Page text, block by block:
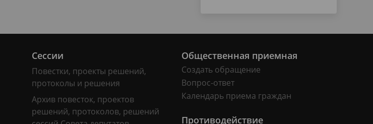
Сессии
Повестки, проекты решений,
протоколы и решения
Архив повесток, проектов
решений, протоколов, решений
Общественная приемная
Создать обращение
Вопрос-ответ
Календарь приема граждан
Противодействие